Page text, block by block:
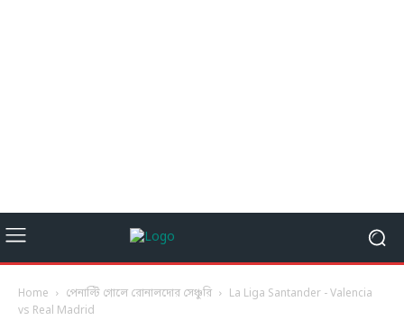
Home পেনাল্টি গোলে রোনালদোর সেঞ্চুরি
La Liga Santander - Valencia
vs Real Madrid